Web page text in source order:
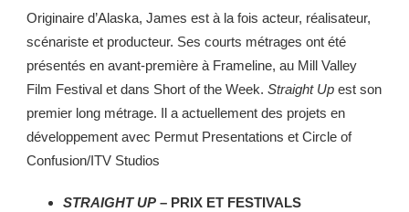
Originaire d’Alaska, James est à la fois acteur, réalisateur,
scénariste et producteur. Ses courts métrages ont été
présentés en avant-première à Frameline, au Mill Valley
Film Festival et dans Short of the Week. Straight Up est son
premier long métrage. Il a actuellement des projets en
développement avec Permut Presentations et Circle of
Confusion/ITV Studios
STRAIGHT UP – PRIX ET FESTIVALS